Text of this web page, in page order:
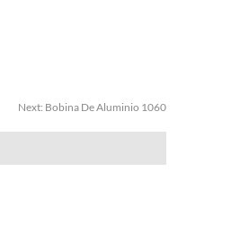
Next: Bobina De Aluminio 1060